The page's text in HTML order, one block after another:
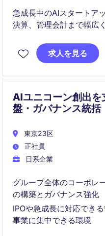
急成長中のAIスタートア
決算、管理会計まで幅広
ルとして成長できるポジ
求人を見る
AIユニコーン創出
盤・ガバナンス統括
東京23区
正社員
日系企業
グループ全体のコーポレ
の構築とガバナンス強化
IPOや急成長に対応でき
事業に集中できる環境